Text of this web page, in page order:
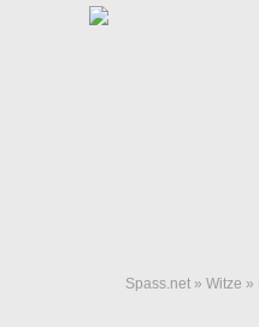
Spass.net » Witze »